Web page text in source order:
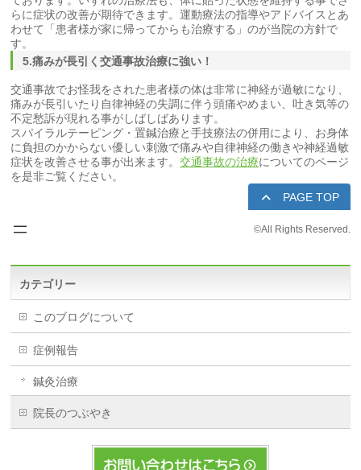
らに症状の改善が期待できます。運動療法の指導やアドバイスとあ
わせて「患者様が家に帰ってからも治療する」のが当院の方針で
す。
5.痛みが長引く交通事故治療に強い！
交通事故でお怪我をされた患者様の体は非常に神経が過敏になり、
痛みが長引いたり自律神経の失調に伴う頭痛やめまい、吐き気等の
不定愁訴が現れる事がしばしばあります。
スパイラルテーピング・置鍼治療と手技療法の併用により、お身体
に負担のかからない優しい刺激で痛みや自律神経の働きや神経過敏
症状を改善させる事が出来ます。交通事故の治療についてのページ
を是非ご覧ください。
PAGE TOP
©All Rights Reserved.
カテゴリー
このブログについて
症例報告
鍼灸治療
院長のつぶやき